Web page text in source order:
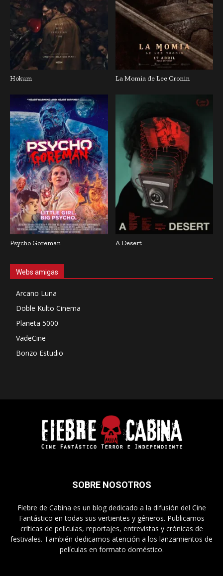
Hokum La Momia de Lee Cronin
Psycho Goreman A Desert
Webs amigas
Arcano Luna
Doble Kulto Cinema
Planeta 5000
VadeCine
Bonzo Estudio
SOBRE NOSOTROS
Fiebre de Cabina es un blog dedicado a la difusión del Cine
Fantástico en todas sus vertientes y géneros. Publicamos
críticas de películas, reportajes, entrevistas y crónicas de
festivales. También dedicamos atención a los lanzamientos de
películas en formato doméstico.